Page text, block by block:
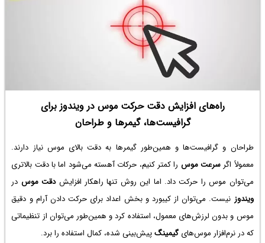
راه‌های افزایش دقت حرکت موس در ویندوز برای
گرافیست‌ها، گیمرها و طراحان
طراحان و گرافیست‌ها و همین‌طور گیمرها به دقت بالای موس نیاز دارند.
معمولاً اگرسرعت موس را کمتر کنیم، حرکات آهسته می‌شود اما با دقت بالاتری
می‌توان موس را حرکت داد. اما این روش تنها راهکار افزایشدقت موس در
ویندوز نیست. می‌توان از کیبورد و بخش اعداد برای حرکت دادن آرام و دقیق
موس و بدون لرزش‌های معمول، استفاده کرد و همین‌طور می‌توان از تنظیماتی
که در نرم‌افزار موس‌هایگیمینگپیش‌بینی شده، کمال استفاده را برد.